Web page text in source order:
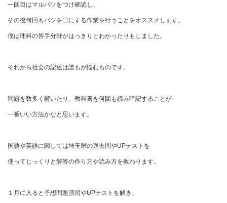
一回目はマルバツをつけ確認し、
その後何回もバツを〇にする作業を行うことをオススメします。
僕は理科の苦手分野がはっきりとわかったりもしました。
それから社会の記述は誰もが悩むものです。
問題を数多く解いたり、教科書を何回も読み暗記することが
一番いい方法かなと思います。
国語や英語に関しては埼玉県の過去問やUPテストを
使ってじっくりと解答の作り方や読み方を教わります。
１月に入ると予想問題演習やUPテストを解き、